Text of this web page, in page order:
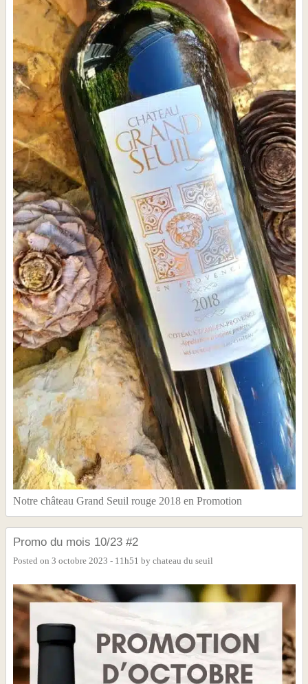
Notre château Grand Seuil rouge 2018 en Promotion
Promo du mois 10/23 #2
Posted on 3 octobre 2023 - 11h51 by chateau du seuil